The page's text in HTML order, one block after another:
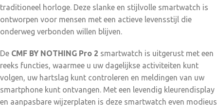
traditioneel horloge. Deze slanke en stijlvolle smartwatch is
ontworpen voor mensen met een actieve levensstijl die
onderweg verbonden willen blijven.
De CMF BY NOTHING Pro 2 smartwatch is uitgerust met een
reeks functies, waarmee u uw dagelijkse activiteiten kunt
volgen, uw hartslag kunt controleren en meldingen van uw
smartphone kunt ontvangen. Met een levendig kleurendisplay
en aanpasbare wijzerplaten is deze smartwatch even modieus